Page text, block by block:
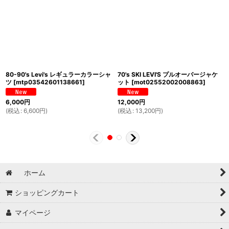
80-90's Levi's レギュラーカラーシャ
ツ [mtp03542601138661]
6,000円
(税込 : 6,600円)
70's SKI LEVI'S プルオーバージャケ
ット [mot02552002008863]
12,000円
(税込 : 13,200円)
ホーム
ショッピングカート
マイページ